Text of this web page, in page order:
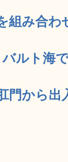
組み合
ルト海
門から出